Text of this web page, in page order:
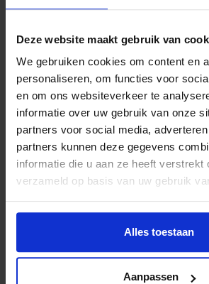
Deze website maakt gebruik van
We gebruiken cookies om content en
personaliseren, om functies voor
en om ons websiteverkeer te
informatie over uw gebruik van onze
partners voor social media,
partners kunnen deze gegevens
informatie die u aan ze heeft verstrekt
verzameld op basis van uw gebruik
Alles toestaan
Aanpassen
project:“Met het aanbieden van
dansactiviteiten in de wijken, is
aanbod voor een onderbelichte
dit geval de meiden. Het is
voldoende aandacht voor te
ik hoop dat deze activiteiten
aan meer gelijkheid qua beweeg
mogelijkheden voor iedere